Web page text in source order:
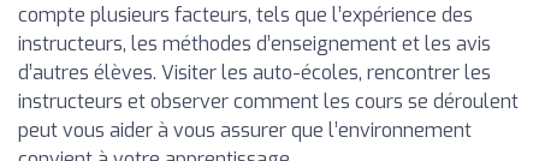
compte plusieurs facteurs, tels que l’expérience des
instructeurs, les méthodes d’enseignement et les avis
d’autres élèves. Visiter les auto-écoles, rencontrer les
instructeurs et observer comment les cours se déroulent
peut vous aider à vous assurer que l’environnement